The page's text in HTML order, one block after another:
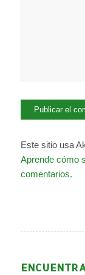
Este sitio usa
Aprende cómo
comentarios.